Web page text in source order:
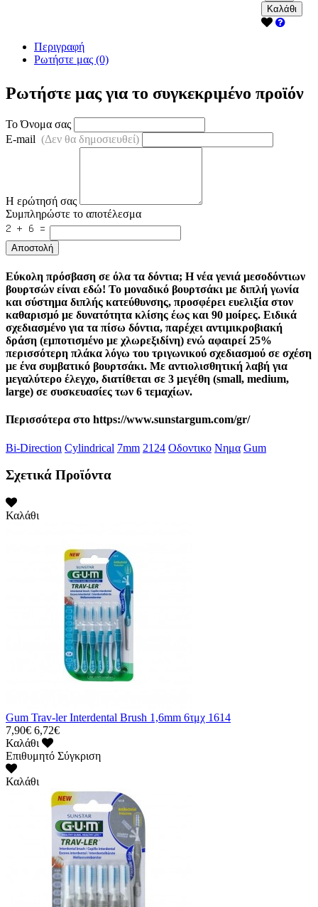
Καλάθι
Περιγραφή
Ρωτήστε μας (0)
Ρωτήστε μας για το συγκεκριμένο προϊόν
Το Όνομα σας
E-mail (Δεν θα δημοσιευθεί)
Η ερώτησή σας
Συμπληρώστε το αποτέλεσμα
Αποστολή
Εύκολη πρόσβαση σε όλα τα δόντια; Η νέα γενιά μεσοδόντιων
βουρτσών είναι εδώ! Το μοναδικό βουρτσάκι με διπλή γωνία
και σύστημα διπλής κατεύθυνσης, προσφέρει ευελιξία στον
καθαρισμό με δυνατότητα κλίσης έως και 90 μοίρες. Ειδικά
σχεδιασμένο για τα πίσω δόντια, παρέχει αντιμικροβιακή
δράση (εμποτισμένο με χλωρεξιδίνη) ενώ αφαιρεί 25%
περισσότερη πλάκα λόγω του τριγωνικού σχεδιασμού σε σχέση
με ένα συμβατικό βουρτσάκι. Με αντιολισθητική λαβή για
μεγαλύτερο έλεγχο, διατίθεται σε 3 μεγέθη (small, medium,
large) σε συσκευασίες των 6 τεμαχίων.
Περισσότερα στο https://www.sunstargum.com/gr/
Bi-Direction Cylindrical 7mm 2124 Οδοντικο Νημα Gum
Σχετικά Προϊόντα
Καλάθι
Gum Trav-ler Interdental Brush 1,6mm 6τμχ 1614
7,90€ 6,72€
Καλάθι
Επιθυμητό Σύγκριση
Καλάθι